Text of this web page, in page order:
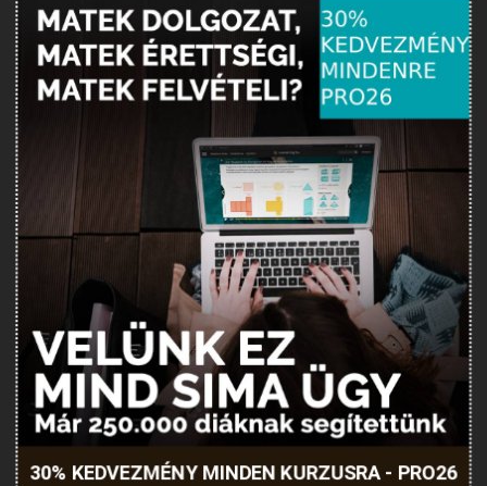
30% KEDVEZMÉNY MINDEN KURZUSRA - PRO26